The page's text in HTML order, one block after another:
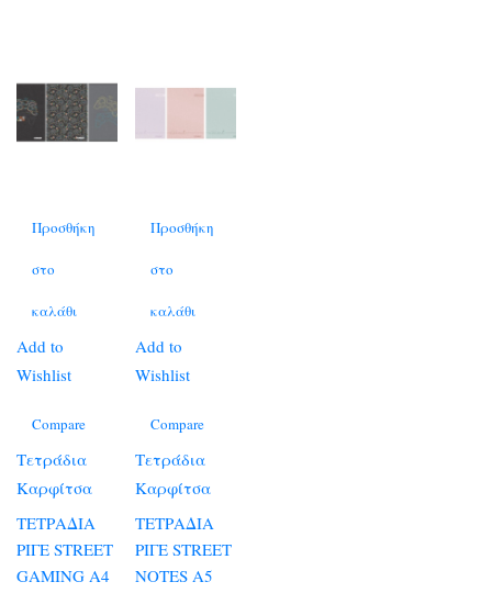
Προσθήκη
στο
καλάθι
Add to
Wishlist
Compare
Τετράδια
Καρφίτσα
ΤΕΤΡΑΔΙΑ
ΡΙΓΕ STREET
GAMING A4
Προσθήκη
στο
καλάθι
Add to
Wishlist
Compare
Τετράδια
Καρφίτσα
ΤΕΤΡΑΔΙΑ
ΡΙΓΕ STREET
NOTES A5